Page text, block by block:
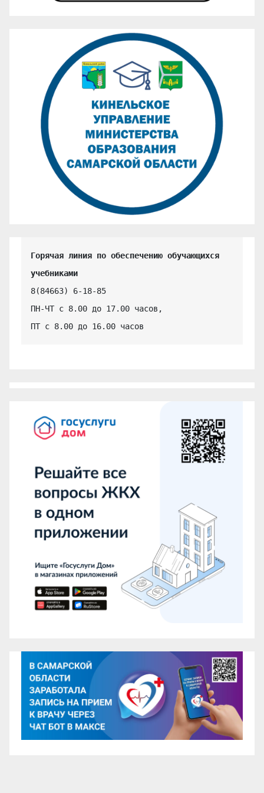
Горячая линия по обеспечению обучающихся
учебниками
8(84663) 6-18-85
ПН-ЧТ с 8.00 до 17.00 часов,
ПТ с 8.00 до 16.00 часов